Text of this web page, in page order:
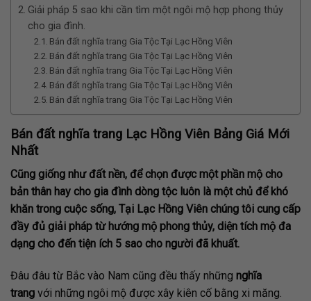
Giải pháp 5 sao khi cần tìm một ngôi mộ hợp phong thủy
cho gia đình.
Bán đất nghĩa trang Gia Tộc Tại Lạc Hồng Viên
Bán đất nghĩa trang Gia Tộc Tại Lạc Hồng Viên
Bán đất nghĩa trang Gia Tộc Tại Lạc Hồng Viên
Bán đất nghĩa trang Gia Tộc Tại Lạc Hồng Viên
Bán đất nghĩa trang Gia Tộc Tại Lạc Hồng Viên
Bán đất nghĩa trang Lạc Hồng Viên Bảng Giá Mới
Nhất
Cũng giống như đất nền, để chọn được một phần mộ cho
bản thân hay cho gia đình dòng tộc luôn là một chủ để khó
khăn trong cuộc sống, Tại Lạc Hồng Viên chúng tôi cung cấp
đầy đủ giải pháp từ hướng mộ phong thủy, diện tích mộ đa
dạng cho đến tiện ích 5 sao cho người đã khuất.
Đâu đâu từ Bắc vào Nam cũng đều thấy những nghĩa
trang với những ngôi mộ được xây kiên cố bằng xi măng.